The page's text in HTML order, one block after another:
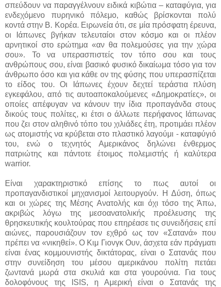
σπεύδουν να παραγγέλνουν ειδικά κιβώτια – καταφύγια, για
ενδεχόμενο πυρηνικό πόλεμο, καθώς βρίσκονται πολύ
κοντά στην Β. Κορέα. Ειρωνεία ότι, σε μία πρόσφατη έρευνα,
οι Ιάπωνες βγήκαν τελευταίοι στον κόσμο και οι πλέον
αρνητικοί στο ερώτημα «αν θα πολεμούσες για την χώρα
σου». Το να υπερασπιστείς τον τόπο σου και τους
ανθρώπους σου, είναι βασικό φυσικό δικαίωμα τόσο για τον
άνθρωπο όσο και για κάθε ον της φύσης που υπερασπίζεται
το είδος του. Οι Ιάπωνες έχουν δεχτεί τεράστια πλύση
εγκεφάλου, από τις αυτοαποκαλούμενες «Δημοκρατίες», οι
οποίες απέφυγαν να κάνουν την ίδια προπαγάνδα στους
δικούς τους πολίτες, κι έτσι ο άλλωτε περήφανος Ιάπωνας
που ζει στον αληθινό τόπο του χιλιάδες έτη, προτιμάει πλέον
ως ατομιστής να κρύβεται στο πλαστικό λαγούμι - καταφύγιό
του, ενώ ο τεχνητός Αμερικάνος δηλώνει ένθερμος
πατριώτης και πάντοτε έτοιμος πολεμιστής ή καλύτερα
warrior.
Είναι χαρακτηριστικό επίσης το πως αυτοί οι
προπαγανδιστικοί μηχανισμοί λειτουργούν. Η Δύση, όπως
και οι χώρες της Μέσης Ανατολής και όχι τόσο της Άπω,
ακριβώς λόγω της μεσοανατολικής προέλευσης της
θρησκευτικής κουλτούρας που επηρέασε τις συνειδήσεις επί
αιώνες, παρουσιάζουν τον εχθρό ως τον «Σατανά» που
πρέπει να «νικηθεί». Ο Κιμ Γιονγκ Ουν, άσχετα εάν πράγματι
είναι ένας κομμουνιστής δικτάτορας, είναι ο Σατανάς που
στην συνείδηση του μέσου αμερικάνου πολίτη πετάει
ζωντανά μωρά στα σκυλιά και στα γουρούνια. Για τους
δολοφόνους της ISIS, η Αμερική είναι ο Σατανάς της